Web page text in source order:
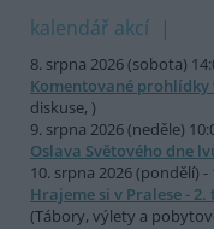
kalendář akcí
8. srpna 2026 (sobota)
Komentované prohlídky
diskuse, )
9. srpna 2026 (neděle)
Oslava Světového dne
10. srpna 2026 (pondělí)
Hrajeme si v Pralese -
(Tábory, výlety a